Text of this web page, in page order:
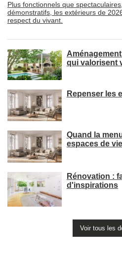
Plus fonctionnels que
démonstratifs, les extérieurs de
respect du vivant.
qui valorisent
Repenser les
Quand la
espaces de vie
Rénovation :
d'inspirations
Voir tous les